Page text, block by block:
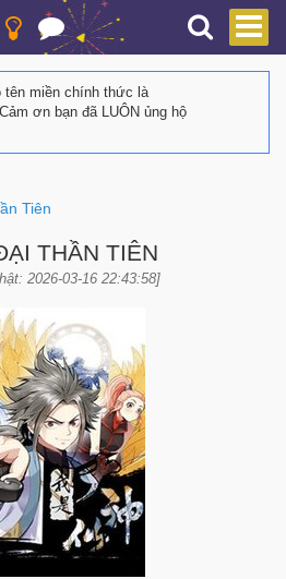
tên miền chính thức là
ơn bạn đã LUÔN ủng hộ
Tiên
THẦN TIÊN
2026-03-16 22:43:58]